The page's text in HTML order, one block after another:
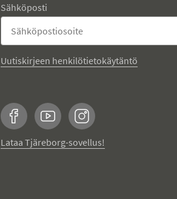
Sähköposti
Uutiskirjeen henkilötietokäytäntö
FacebookYouTubeInstagram
Lataa Tjäreborg-sovellus!